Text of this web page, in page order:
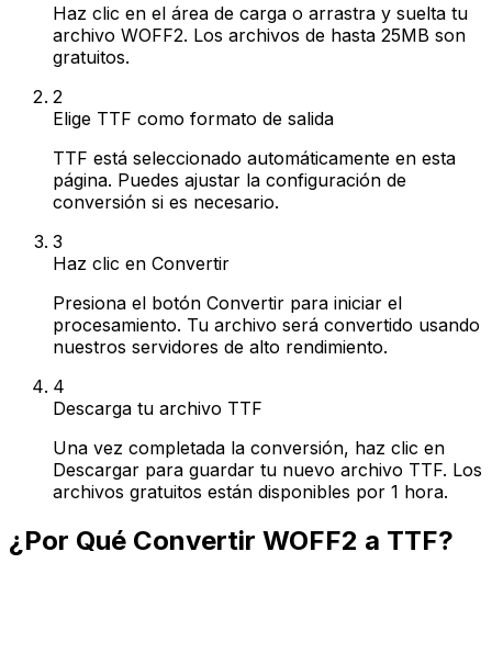
Haz clic en el área de carga o arrastra y suelta tu
archivo WOFF2. Los archivos de hasta 25MB son
gratuitos.
2
Elige TTF como formato de salida
TTF está seleccionado automáticamente en esta
página. Puedes ajustar la configuración de
conversión si es necesario.
3
Haz clic en Convertir
Presiona el botón Convertir para iniciar el
procesamiento. Tu archivo será convertido usando
nuestros servidores de alto rendimiento.
4
Descarga tu archivo TTF
Una vez completada la conversión, haz clic en
Descargar para guardar tu nuevo archivo TTF. Los
archivos gratuitos están disponibles por 1 hora.
¿Por Qué Convertir WOFF2 a TTF?